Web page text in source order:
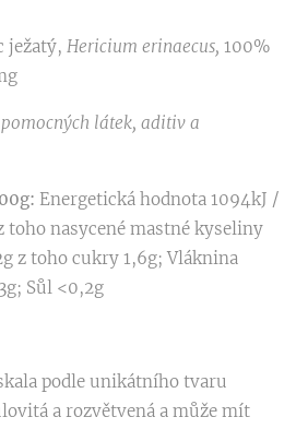
ježatý, Hericium erinaecus, 100%
látek, aditiv a
Energetická hodnota 1094kJ /
toho nasycené mastné kyseliny
z toho cukry 1,6g; Vláknina
Sůl <0,2g
podle unikátního tvaru
a rozvětvená a může mít